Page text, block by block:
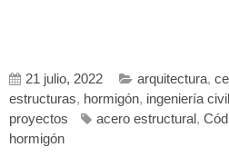
21 julio, 2022 arquitectura,
estructuras, hormigón, ingeniería civil
proyectos
acero estructural ,
hormigón